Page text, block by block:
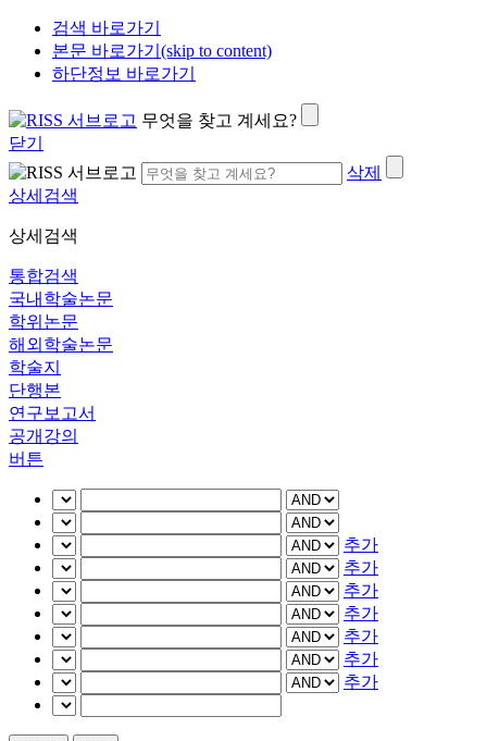
검색 바로가기
본문 바로가기(skip to content)
하단정보 바로가기
무엇을 찾고 계세요?
닫기
삭제
상세검색
상세검색
통합검색
국내학술논문
학위논문
해외학술논문
학술지
단행본
연구보고서
공개강의
버튼
추가
추가
추가
추가
추가
추가
추가